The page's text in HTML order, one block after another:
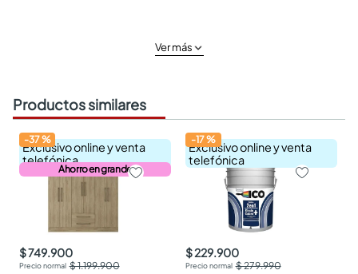
Ver más
Productos similares
Exclusivo online y venta
telefónica
Ahorro en grande
-37%
$ 749.900
$ 1.199.900
Exclusivo online y venta
telefónica
-17%
$ 229.900
$ 279.990